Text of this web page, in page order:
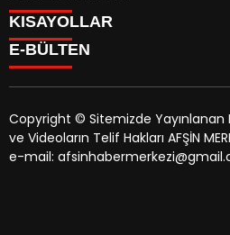
SİYASET
EĞİTİM
MAGAZİN
MANŞETLER
ÖZEL HABER
KISAYOLLAR
SİYASET
EĞİTİM
KÜLTÜR SANAT
MAGAZİN
MANŞETLER
E-BÜLTEN
afsinhaber.com e-bültenine
duyuru ve kampanya içerikli e-
Copyright © Sitemizde Yayınlanan
ve Videoların Telif Hakları AFŞİN
e-mail: